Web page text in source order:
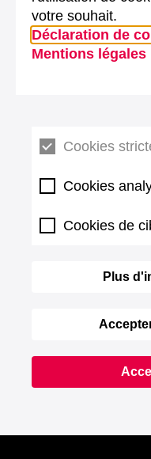
votre souhait.
Déclaration de
Mentions légales
Cookies
Cookies
Cookies de
Plus